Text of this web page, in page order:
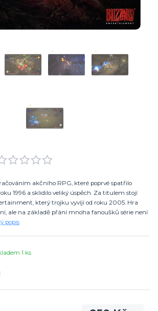
akčního RPG, které poprvé spatřilo
1996 a sklidilo veliký úspěch. Za titulem stojí
který trojku vyvíjí od roku 2005. Hra
ale na základě přání mnoha fanoušků série není
popis
1 ks